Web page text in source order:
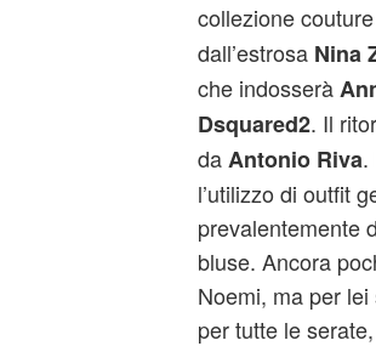
collezione
dall’estrosa Nina
che indosserà
Dsquared2. Il
daAntonio Riva.
l’utilizzo di outfit
prevalentemente
bluse. Ancora
Noemi, ma per
per tutte le